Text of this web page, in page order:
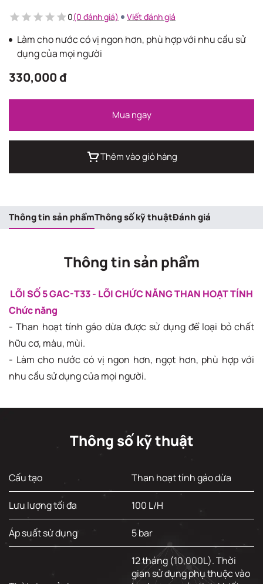
0(0 đánh giá) Viết đánh giá
Làm cho nước có vị ngon hơn, phù hợp với nhu cầu sử
dụng của mọi người
330,000 đ
Mua ngay
Thêm vào giỏ hàng
Thông tin sản phẩmThông số kỹ thuậtĐánh giá
Thông tin sản phẩm
LÕI SỐ 5 GAC-T33 - LÕI CHỨC NĂNG THAN HOẠT TÍNH
Chức năng
- Than hoạt tính gáo dừa được sử dụng để loại bỏ chất
hữu cơ, màu, mùi.
- Làm cho nước có vị ngon hơn, ngọt hơn, phù hợp với
nhu cầu sử dụng của mọi người.
Thông số kỹ thuật
Cấu tạo Than hoạt tính gáo dừa
Lưu lượng tối đa 100 L/H
Áp suất sử dụng 5 bar
12 tháng (10,000L). Thời
gian sử dụng phụ thuộc vào